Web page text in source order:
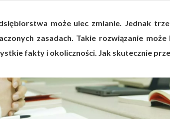
może ulec zmianie. Jednak
zasadach. Takie rozwiązanie
fakty i okoliczności. Jak skutecznie